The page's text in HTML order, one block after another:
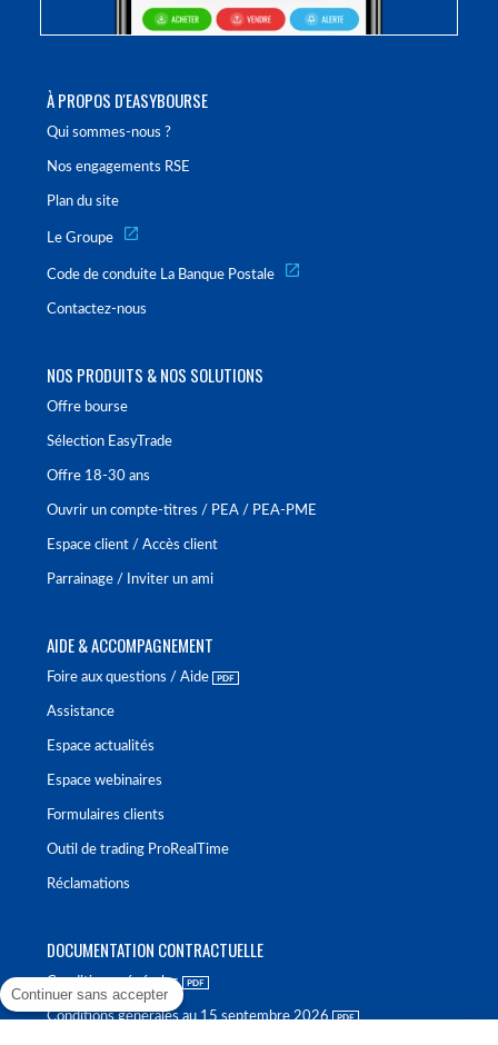
À PROPOS D'EASYBOURSE
Qui sommes-nous ?
Nos engagements RSE
Plan du site
Le Groupe
Code de conduite La Banque Postale
Contactez-nous
NOS PRODUITS & NOS SOLUTIONS
Offre bourse
Sélection EasyTrade
Offre 18-30 ans
Ouvrir un compte-titres / PEA / PEA-PME
Espace client / Accès client
Parrainage / Inviter un ami
AIDE & ACCOMPAGNEMENT
Foire aux questions / Aide
Assistance
Espace actualités
Espace webinaires
Formulaires clients
Outil de trading ProRealTime
Réclamations
DOCUMENTATION CONTRACTUELLE
Conditions générales
Conditions générales au 15 septembre 2026
Continuer sans accepter